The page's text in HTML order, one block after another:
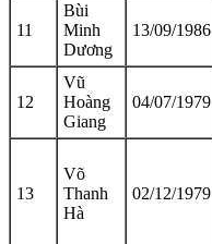
11
Bùi
Minh
Dương
13/09/1986
12
Vũ
Hoàng
Giang
04/07/1979
13
Võ
Thanh
Hà
02/12/1979